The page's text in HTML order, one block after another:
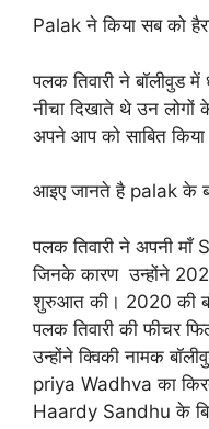
Palak ने किया सब को
पलक तिवारी ने बॉलीवुड
नीचा दिखाते थे उन लोगों
अपने आप को साबित
आइए जानते है palak के
पलक तिवारी ने अपनी
जिनके कारण उन्होंने
शुरुआत की। 2020 की
पलक तिवारी की फीचर
उन्होंने क्विकी नामक
priya Wadhva का
Haardy Sandhu के